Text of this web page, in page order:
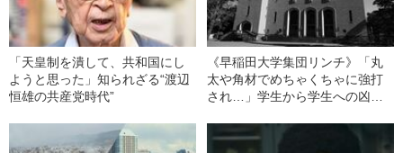
「天皇制を潰して、共和国にし
ようと思った」知られざる“渡辺
恒雄の共産党時代”
《早稲田大学集団リンチ》「丸
太や角材でめちゃくちゃに強打
され…」学生から学生への凶行